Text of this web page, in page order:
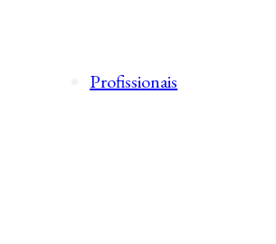
Profissionais